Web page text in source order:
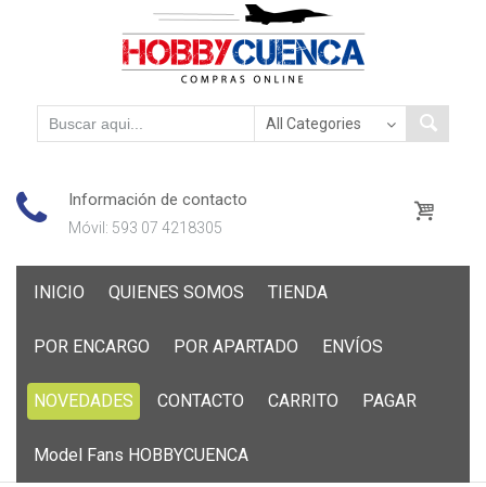
Información de contacto
Móvil: 593 07 4218305
INICIO QUIENES SOMOS TIENDA
POR ENCARGO POR APARTADO ENVÍOS
NOVEDADES CONTACTO CARRITO PAGAR
Model Fans HOBBYCUENCA